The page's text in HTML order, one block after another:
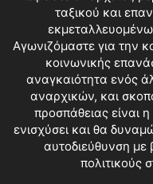
ταξικού και
Αγωνιζόμαστε για την
κοινωνικής
αναγκαιότητα ενός
αναρχικών, και
προσπάθειας είναι
ενισχύσει και θα
αυτοδιεύθυνση
πολιτικούς